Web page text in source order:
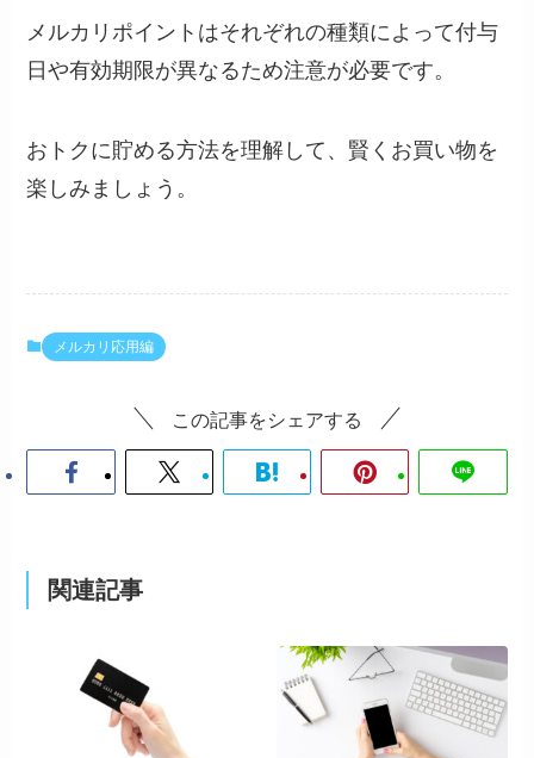
メルカリポイントはそれぞれの種類によって付与
日や有効期限が異なるため注意が必要です。
おトクに貯める方法を理解して、賢くお買い物を
楽しみましょう。
メルカリ応用編
この記事をシェアする
関連記事